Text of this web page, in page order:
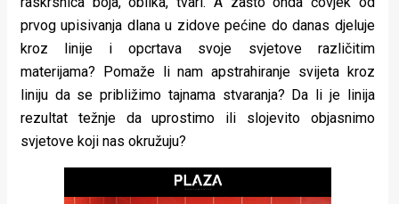
pokretu
Ideje
koje
rade
prvog upisivanja dlana u zidove pećine do danas djeluje
kroz linije i opcrtava svoje svjetove različitim
materijama? Pomaže li nam apstrahiranje svijeta kroz
liniju da se približimo tajnama stvaranja? Da li je linija
rezultat težnje da uprostimo ili slojevito objasnimo
svjetove koji nas okružuju?